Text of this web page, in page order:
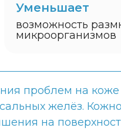
Уменьшает
возможность
микроорганизмов
проблем на
желёз.
на